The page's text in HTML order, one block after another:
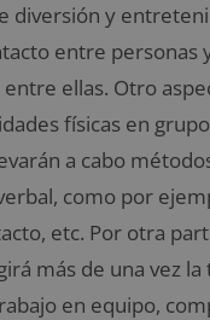
diversión y
entre personas
ellas. Otro
físicas en
a cabo
como por
etc. Por otra
más de una vez la
en equipo,